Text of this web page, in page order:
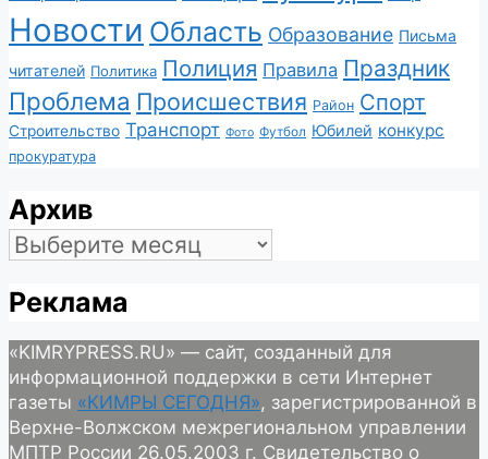
Новости Область Образование Письма
читателей Политика Полиция Правила Праздник
Проблема Происшествия Район Спорт
Строительство Транспорт Фото Футбол Юбилей конкурс
прокуратура
Архив
Архив
Реклама
«KIMRYPRESS.RU» — сайт, созданный для
информационной поддержки в сети Интернет
газеты «КИМРЫ СЕГОДНЯ», зарегистрированной в
Верхне-Волжском межрегиональном управлении
МПТР России 26.05.2003 г. Свидетельство о